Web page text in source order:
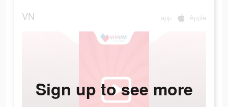
VN app Apple
Sign up to see more